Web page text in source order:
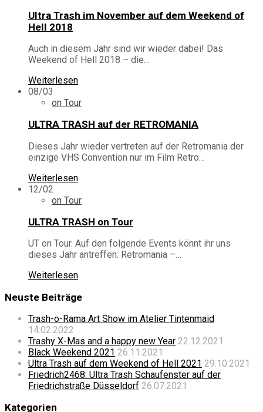
Ultra Trash im November auf dem Weekend of
Hell 2018
Auch in diesem Jahr sind wir wieder dabei! Das
Weekend of Hell 2018 – die…
Weiterlesen
08/03
on Tour
ULTRA TRASH auf der RETROMANIA
Dieses Jahr wieder vertreten auf der Retromania der
einzige VHS Convention nur im Film Retro…
Weiterlesen
12/02
on Tour
ULTRA TRASH on Tour
UT on Tour. Auf den folgende Events könnt ihr uns
dieses Jahr antreffen: Retromania –…
Weiterlesen
Neuste Beiträge
Trash-o-Rama Art Show im Atelier Tintenmaid
14.02.2022
Trashy X-Mas and a happy new Year 22.12.2021
Black Weekend 2021 26.11.2021
Ultra Trash auf dem Weekend of Hell 2021 29.10.2021
Friedrich2468: Ultra Trash Schaufenster auf der
Friedrichstraße Düsseldorf 26.07.2021
Kategorien